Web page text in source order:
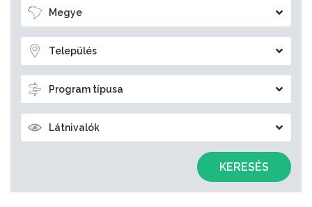
Megye
Település
Program típusa
Látnivalók
KERESÉS